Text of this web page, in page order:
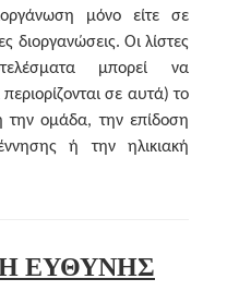
μόνο είτε σε
Οι λίστες
μπορεί να
σε αυτά) το
ομάδα, την επίδοση
ή την ηλικιακή
ΕΥΘΥΝΗΣ